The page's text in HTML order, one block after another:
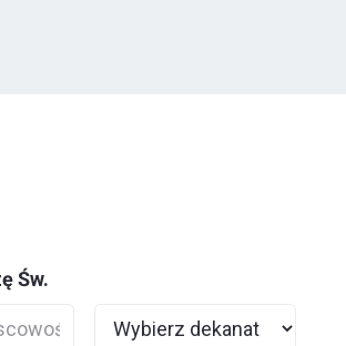
Św.